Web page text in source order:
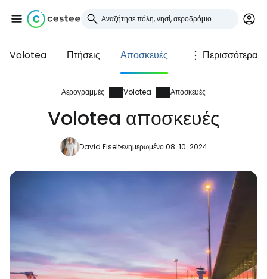
Volotea Πτήσεις Αποσκευές Περισσότερα
Αερογραμμές Volotea Αποσκευές
Volotea αποσκευές
David Eiseltενημερωμένο 08. 10. 2024
Συνδεθείτε στο Cestee
... η παγκόσμια ταξιδιωτική κοινότητα
Συνεχίστε με το Facebook